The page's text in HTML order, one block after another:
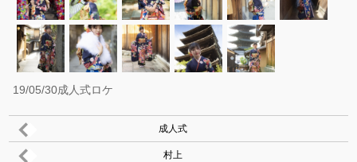
19/05/30成人式ロケ
成人式
村上